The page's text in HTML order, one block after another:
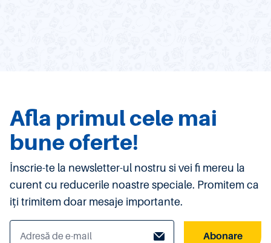
Afla primul cele mai
bune oferte!
Înscrie-te la newsletter-ul nostru si vei fi mereu la
curent cu reducerile noastre speciale. Promitem ca
iți trimitem doar mesaje importante.
Abonare